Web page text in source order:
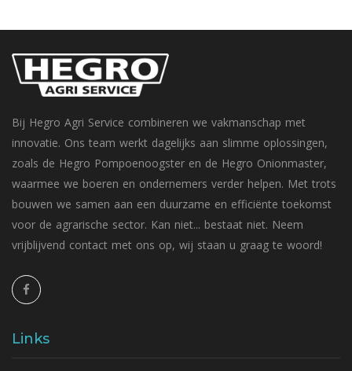
Bij Hegro Agri Service combineren we vakmanschap met
innovatie. Ons team werkt dagelijks aan slimme oplossingen,
zoals de Hegro Pompoenoogster en de Hegro Onionmaster,
waarmee we boeren en ondernemers verder helpen. Met trots
bouwen we samen aan een duurzame en efficiënte toekomst
voor de agrarische sector. Kan niet... bestaat niet. Neem
vrijblijvend contact met ons op, wij staan u graag te woord!
Links